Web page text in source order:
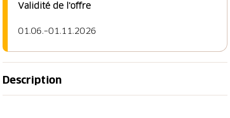
Validité de l'offre
01.06.–01.11.2026
Description